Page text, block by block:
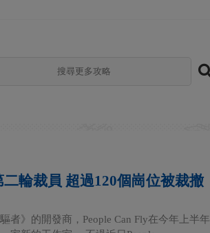
二輪裁員 超過120個崗位被裁撤
者》的開發商，People Can Fly在今年上半